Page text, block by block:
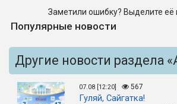
Заметили ошибку? Выделите её
Популярные новости
Другие новости раздела
07.08 [12:20] 567
Гуляй, Сайгатка!